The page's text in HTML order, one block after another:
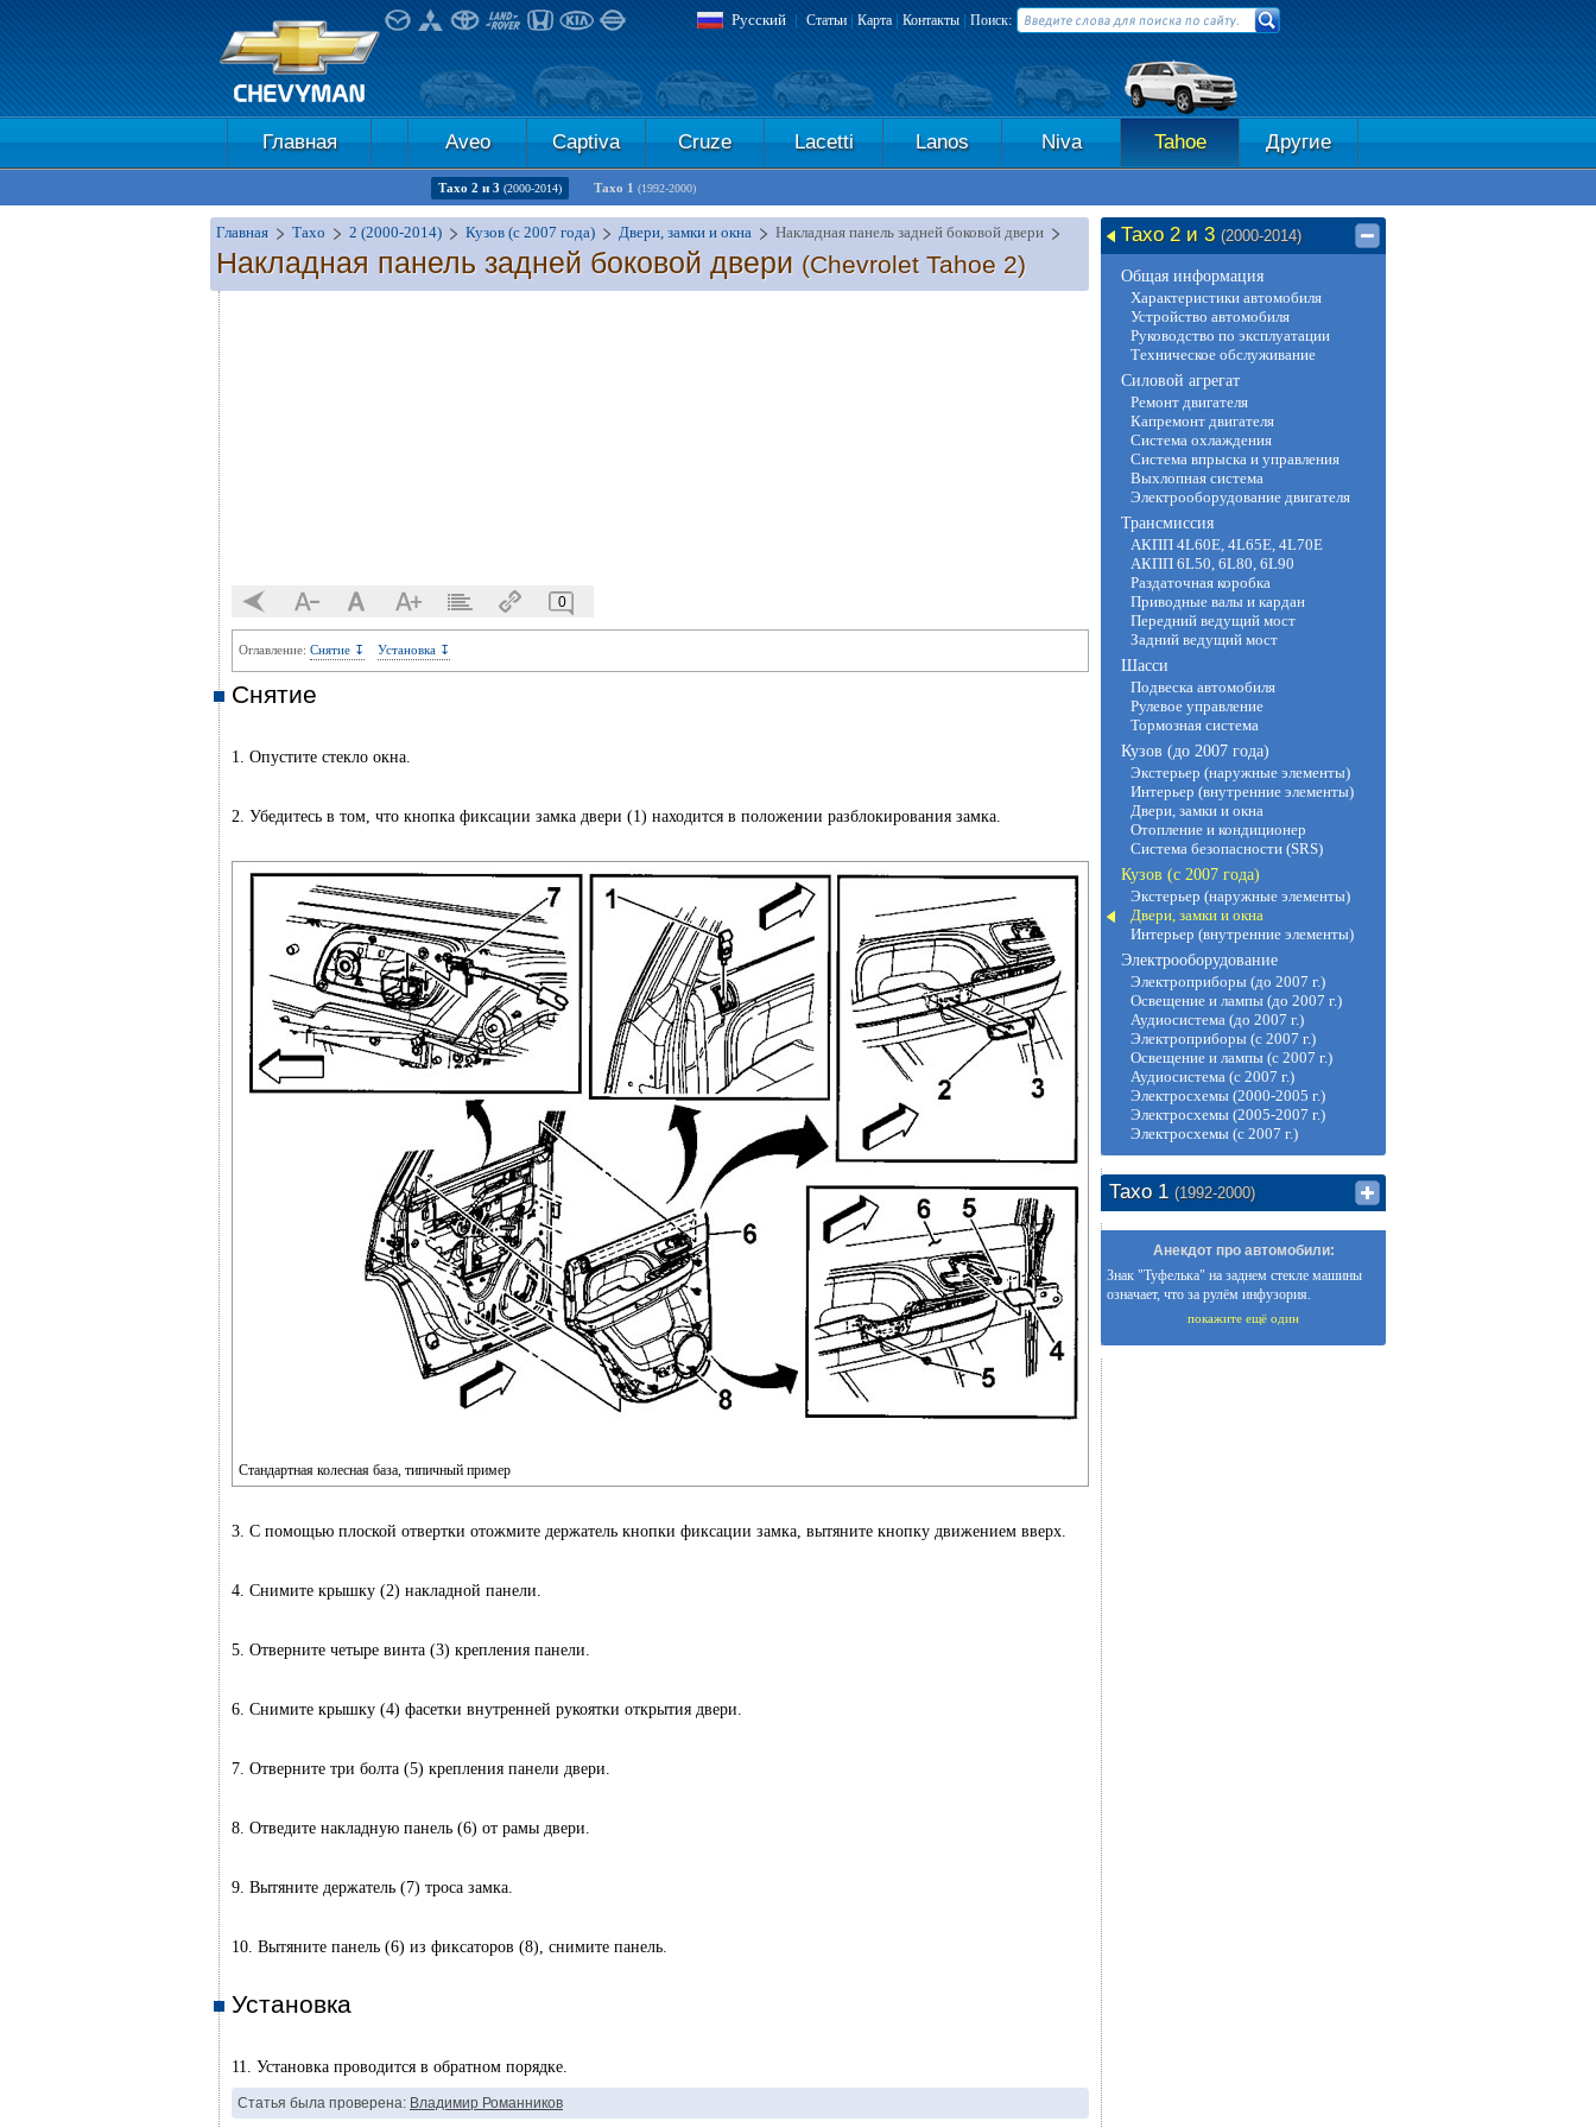
Русский | Статьи | Карта| Контакты | Поиск:
Главная Aveo Captiva Cruze Lacetti Lanos Niva Tahoe Другие
Тахо 2 и 3 (2000-2014) Тахо 1 (1992-2000)
Главная Тахо 2 (2000-2014) Кузов (с 2007 года) Двери, замки и окна Накладная панель задней боковой двери
Накладная панель задней боковой двери (Chevrolet Tahoe 2)
0
Оглавление: Снятие ↧ Установка ↧
Снятие
1. Опустите стекло окна.
2. Убедитесь в том, что кнопка фиксации замка двери (1) находится в положении разблокирования замка.
Стандартная колесная база, типичный пример
3. С помощью плоской отвертки отожмите держатель кнопки фиксации замка, вытяните кнопку движением вверх.
4. Снимите крышку (2) накладной панели.
5. Отверните четыре винта (3) крепления панели.
6. Снимите крышку (4) фасетки внутренней рукоятки открытия двери.
7. Отверните три болта (5) крепления панели двери.
8. Отведите накладную панель (6) от рамы двери.
9. Вытяните держатель (7) троса замка.
10. Вытяните панель (6) из фиксаторов (8), снимите панель.
Установка
11. Установка проводится в обратном порядке.
Статья была проверена: Владимир Романников
Тахо 2 и 3 (2000-2014)
Общая информация
Характеристики автомобиля
Устройство автомобиля
Руководство по эксплуатации
Техническое обслуживание
Силовой агрегат
Ремонт двигателя
Капремонт двигателя
Система охлаждения
Система впрыска и управления
Выхлопная система
Электрооборудование двигателя
Трансмиссия
АКПП 4L60E, 4L65E, 4L70E
АКПП 6L50, 6L80, 6L90
Раздаточная коробка
Приводные валы и кардан
Передний ведущий мост
Задний ведущий мост
Шасси
Подвеска автомобиля
Рулевое управление
Тормозная система
Кузов (до 2007 года)
Экстерьер (наружные элементы)
Интерьер (внутренние элементы)
Двери, замки и окна
Отопление и кондиционер
Система безопасности (SRS)
Кузов (с 2007 года)
Экстерьер (наружные элементы)
Двери, замки и окна
Интерьер (внутренние элементы)
Электрооборудование
Электроприборы (до 2007 г.)
Освещение и лампы (до 2007 г.)
Аудиосистема (до 2007 г.)
Электроприборы (с 2007 г.)
Освещение и лампы (с 2007 г.)
Аудиосистема (с 2007 г.)
Электросхемы (2000-2005 г.)
Электросхемы (2005-2007 г.)
Электросхемы (с 2007 г.)
Тахо 1 (1992-2000)
Анекдот про автомобили:
Знак "Туфелька" на заднем стекле машины
означает, что за рулём инфузория.
покажите ещё один